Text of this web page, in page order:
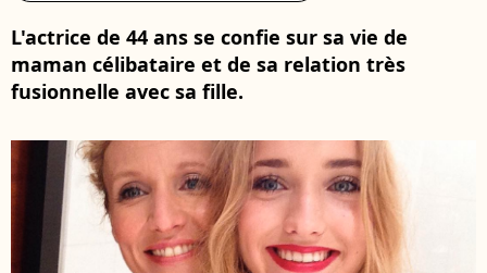
L'actrice de 44 ans se confie sur sa vie de
maman célibataire et de sa relation très
fusionnelle avec sa fille.